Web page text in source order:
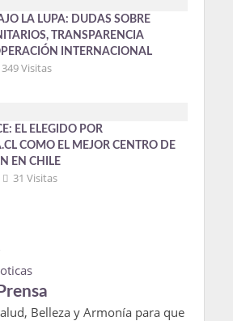
LA LUPA: DUDAS SOBRE
TRANSPARENCIA
INTERNACIONAL
349 Visitas
EL ELEGIDO POR
COMO EL MEJOR CENTRO DE
EN CHILE
31 Visitas
Belleza y Armonía para que